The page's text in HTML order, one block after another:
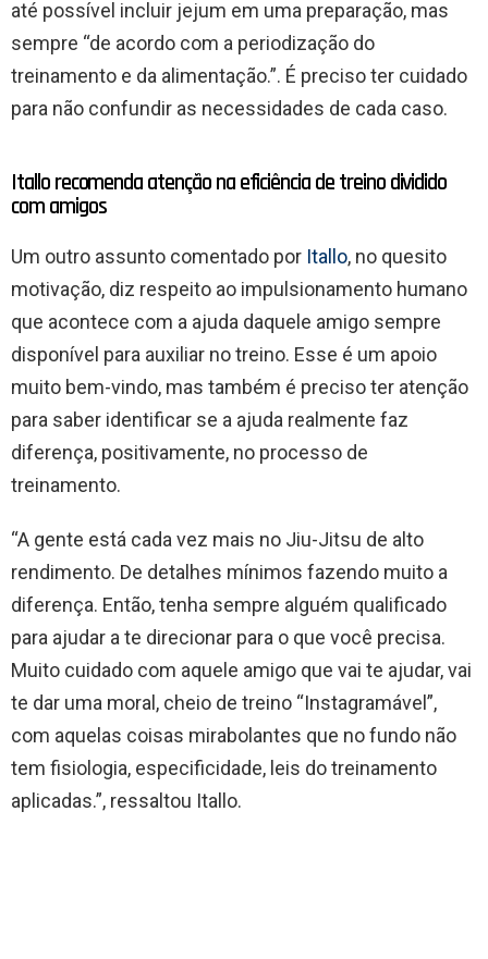
até possível incluir jejum em uma preparação, mas
sempre “de acordo com a periodização do
treinamento e da alimentação.”. É preciso ter cuidado
para não confundir as necessidades de cada caso.
Itallo recomenda atenção na eficiência de treino dividido
com amigos
Um outro assunto comentado por Itallo, no quesito
motivação, diz respeito ao impulsionamento humano
que acontece com a ajuda daquele amigo sempre
disponível para auxiliar no treino. Esse é um apoio
muito bem-vindo, mas também é preciso ter atenção
para saber identificar se a ajuda realmente faz
diferença, positivamente, no processo de
treinamento.
“A gente está cada vez mais no Jiu-Jitsu de alto
rendimento. De detalhes mínimos fazendo muito a
diferença. Então, tenha sempre alguém qualificado
para ajudar a te direcionar para o que você precisa.
Muito cuidado com aquele amigo que vai te ajudar, vai
te dar uma moral, cheio de treino “Instagramável”,
com aquelas coisas mirabolantes que no fundo não
tem fisiologia, especificidade, leis do treinamento
aplicadas.”, ressaltou Itallo.